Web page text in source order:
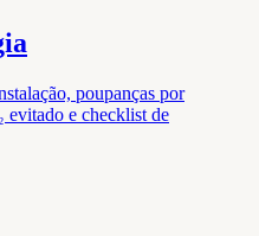
poupanças por
evitado e checklist de